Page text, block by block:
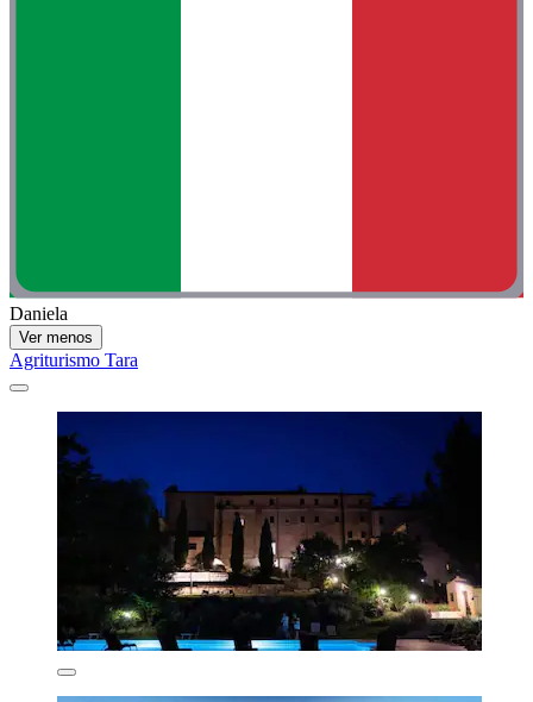
Daniela
Ver menos
Agriturismo Tara